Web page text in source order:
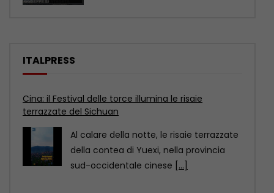
ITALPRESS
Cina: i musei di Baoding raccontano un artigianato
senza tempo
Il distretto di Jingxiu, a Baoding, nella
provincia settentrionale cinese dello
Hebei, propone visite museali